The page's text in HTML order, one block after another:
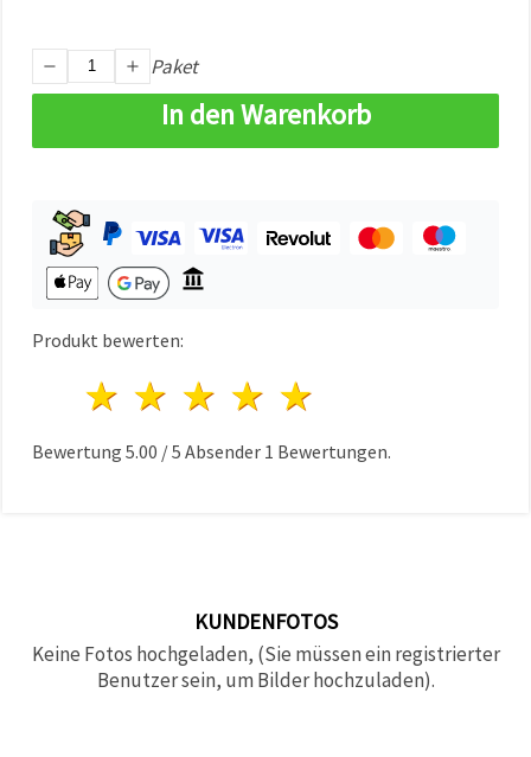
widerrufen.
Impressum
Datenschutzerklärung
akzeptieren
Cookie-
Einstellungen
Paket
In den Warenkorb
Produkt bewerten:
4 Sterne
3 Sterne
2 Sterne
1 Stern
Bewertung 5.00 /5 Absender 1 Bewertungen.
KUNDENFOTOS
Keine Fotos hochgeladen, (Sie müssen ein registrierter
Benutzer sein, um Bilder hochzuladen).